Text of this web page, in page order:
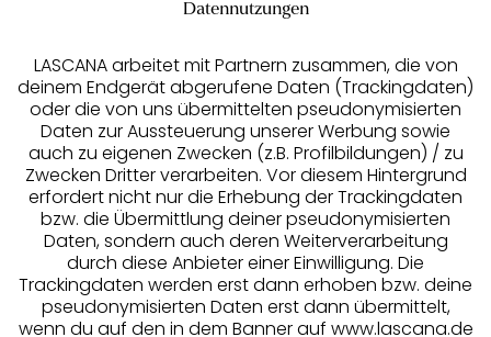
Services
Beratung
Über uns
Datennutzungen
LASCANA arbeitet mit Partnern zusammen, die von
deinem Endgerät abgerufene Daten (Trackingdaten)
oder die von uns übermittelten pseudonymisierten
Daten zur Aussteuerung unserer Werbung sowie
auch zu eigenen Zwecken (z.B. Profilbildungen) / zu
Zwecken Dritter verarbeiten. Vor diesem Hintergrund
erfordert nicht nur die Erhebung der Trackingdaten
bzw. die Übermittlung deiner pseudonymisierten
Daten, sondern auch deren Weiterverarbeitung
durch diese Anbieter einer Einwilligung. Die
Trackingdaten werden erst dann erhoben bzw. deine
pseudonymisierten Daten erst dann übermittelt,
wenn du auf den in dem Banner auf www.lascana.de